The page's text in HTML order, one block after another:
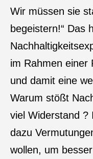
Wir müssen sie
begeistern!“ Das
im Rahmen einer
und damit eine
Warum stößt
viel Widerstand ?
dazu
wollen, um